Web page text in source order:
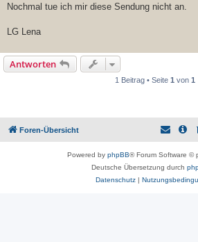
Nochmal tue ich mir diese Sendung nicht an.
LG Lena
Antworten
1 Beitrag • Seite 1 von 1
Foren-Übersicht
Powered by phpBB® Forum Software ©
Deutsche Übersetzung durch
Datenschutz|